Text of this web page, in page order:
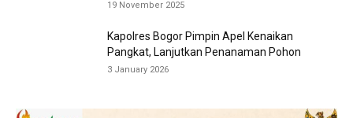
19 November 2025
Kapolres Bogor Pimpin Apel Kenaikan
Pangkat, Lanjutkan Penanaman Pohon
3 January 2026